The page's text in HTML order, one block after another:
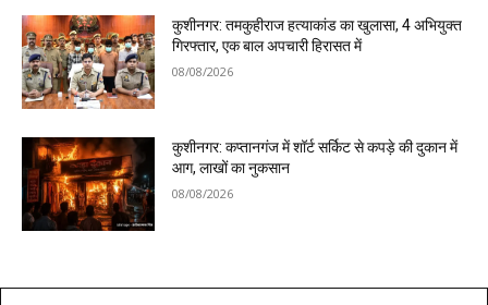
कुशीनगर: तमकुहीराज हत्याकांड का खुलासा, 4 अभियुक्त
गिरफ्तार, एक बाल अपचारी हिरासत में
08/08/2026
कुशीनगर: कप्तानगंज में शॉर्ट सर्किट से कपड़े की दुकान में
आग, लाखों का नुकसान
08/08/2026